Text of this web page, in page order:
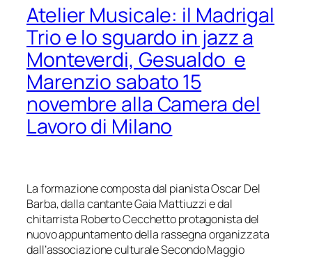
Atelier Musicale: il Madrigal
Trio e lo sguardo in jazz a
Monteverdi, Gesualdo e
Marenzio sabato 15
novembre alla Camera del
Lavoro di Milano
La formazione composta dal pianista Oscar Del
Barba, dalla cantante Gaia Mattiuzzie dal
chitarrista Roberto Cecchetto protagonista del
nuovo appuntamentodella rassegna organizzata
dall’associazione culturale Secondo Maggio